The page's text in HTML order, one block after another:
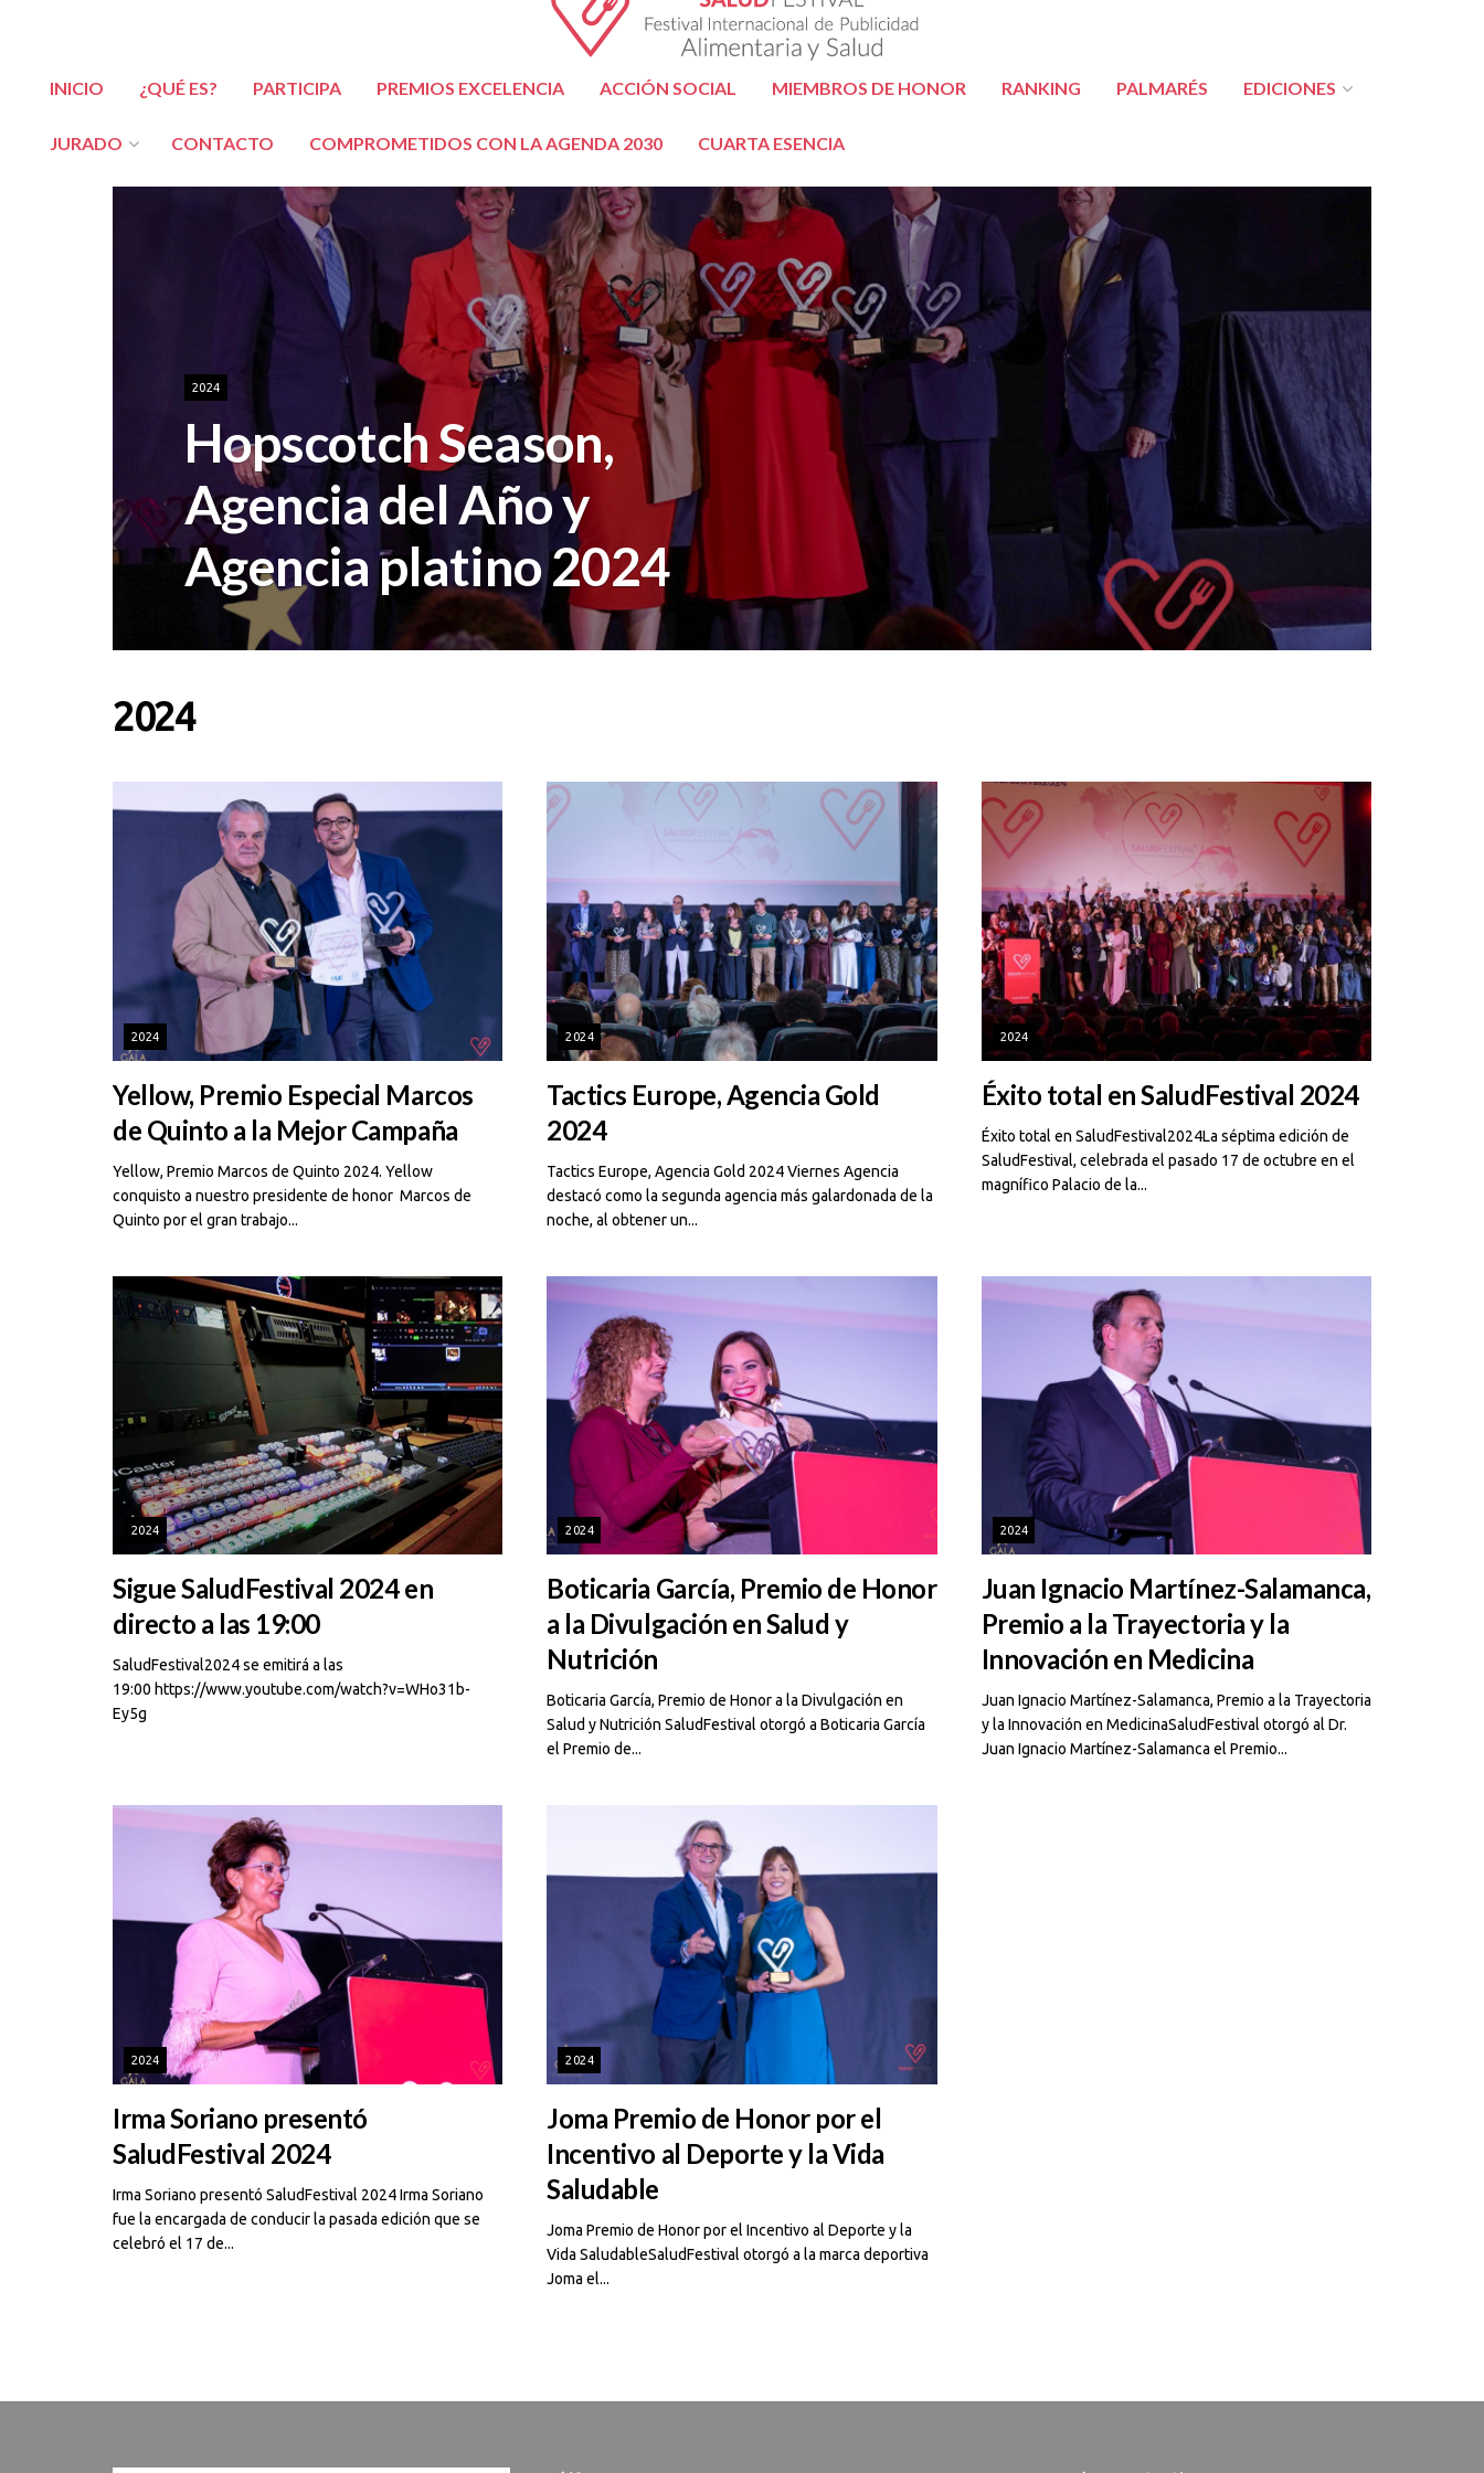
INICIO ¿QUÉ ES? PARTICIPA PREMIOS EXCELENCIA ACCIÓN SOCIAL MIEMBROS DE HONOR RANKING PALMARÉS EDICIONES
JURADO CONTACTO COMPROMETIDOS CON LA AGENDA 2030 CUARTA ESENCIA
2024
Hopscotch Season,
Agencia del Año y
Agencia platino 2024
2024
2024
Yellow, Premio Especial Marcos
de Quinto a la Mejor Campaña
Yellow, Premio Marcos de Quinto 2024. Yellow
conquisto a nuestro presidente de honor Marcos de
Quinto por el gran trabajo...
2024
Tactics Europe, Agencia Gold
2024
Tactics Europe, Agencia Gold 2024 Viernes Agencia
destacó como la segunda agencia más galardonada de la
noche, al obtener un...
2024
Éxito total en SaludFestival 2024
Éxito total en SaludFestival2024La séptima edición de
SaludFestival, celebrada el pasado 17 de octubre en el
magnífico Palacio de la...
2024
Sigue SaludFestival 2024 en
directo a las 19:00
SaludFestival2024 se emitirá a las
19:00 https://www.youtube.com/watch?v=WHo31b-
Ey5g
2024
Boticaria García, Premio de Honor
a la Divulgación en Salud y
Nutrición
Boticaria García, Premio de Honor a la Divulgación en
Salud y Nutrición SaludFestival otorgó a Boticaria García
el Premio de...
2024
Juan Ignacio Martínez-Salamanca,
Premio a la Trayectoria y la
Innovación en Medicina
Juan Ignacio Martínez-Salamanca, Premio a la Trayectoria
y la Innovación en MedicinaSaludFestival otorgó al Dr.
Juan Ignacio Martínez-Salamanca el Premio...
2024
Irma Soriano presentó
SaludFestival 2024
Irma Soriano presentó SaludFestival 2024 Irma Soriano
fue la encargada de conducir la pasada edición que se
celebró el 17 de...
2024
Joma Premio de Honor por el
Incentivo al Deporte y la Vida
Saludable
Joma Premio de Honor por el Incentivo al Deporte y la
Vida SaludableSaludFestival otorgó a la marca deportiva
Joma el...